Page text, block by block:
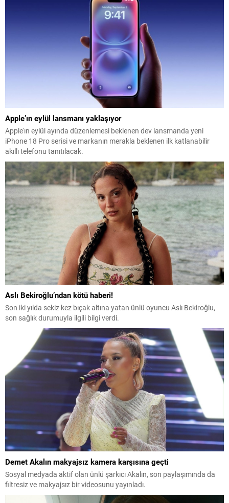
Apple’ın eylül lansmanı yaklaşıyor
Apple'ın eylül ayında düzenlemesi beklenen dev lansmanda yeni
iPhone 18 Pro serisi ve markanın merakla beklenen ilk katlanabilir
akıllı telefonu tanıtılacak.
Aslı Bekiroğlu’ndan kötü haberi!
Son iki yılda sekiz kez bıçak altına yatan ünlü oyuncu Aslı Bekiroğlu,
son sağlık durumuyla ilgili bilgi verdi.
Demet Akalın makyajsız kamera karşısına geçti
Sosyal medyada aktif olan ünlü şarkıcı Akalın, son paylaşımında da
filtresiz ve makyajsız bir videosunu yayınladı.